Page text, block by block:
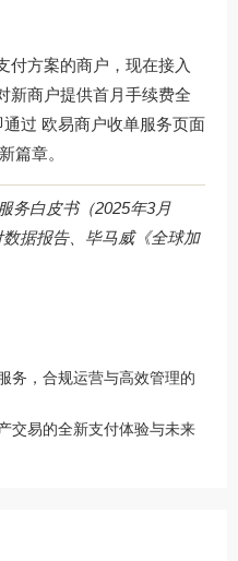
付方案的商户，现在接入
新商户提供首月手续费全
通过 欧易商户收单服务页面
篇章。
务白皮书（2025年3月
据报告、毕马威《全球加
务，合规运营与高效管理的
交易的全新支付体验与未来